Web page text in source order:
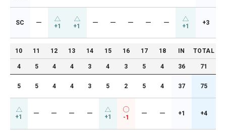
SC ー +1 +1 ー ー ー ー ー +1 +3
10 11 12 13 14 15 16 17 18 IN TOTAL
4 5 4 4 3 4 3 5 4 36 71
5 5 4 4 3 5 2 5 4 37 75
+1 ー ー ー ー +1 -1
ー ー +1 +4